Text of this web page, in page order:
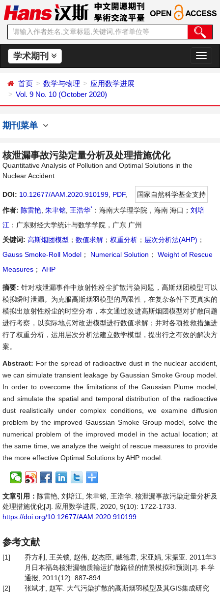
学术期刊
切
换
首页 数学与物理
应用数学进展
Vol. 9 No. 10 (October 2020)
期刊菜单
核泄漏事故污染定量分析及处理措施优化
Quantitative Analysis of Pollution and Optimal Solutions in the
Nuclear Accident
DOI: 10.12677/AAM.2020.910199 PDF,
国家自然科学基金支持
作者: 陈雷艳 朱聿铭 王浩华* ：海南大学理学院，海南 海口； 刘培
江 ：广东财经大学统计与数学学院，广东 广州
关键词: 高斯烟团模型 ； 数值求解 ； 权重分析 ； 层次分析法(AHP) ；
Gauss Smoke-Roll Model ； Numerical Solution ；
Weight of Rescue
Measures ； AHP
摘要: 针对核泄漏事件中放射性粉尘扩散污染问题，高斯烟团模型可以
模拟瞬时泄漏。为克服高斯烟羽模型的局限性，在复杂条件下更真实的
模拟出放射性粉尘的时空分布，本文通过改进高斯烟团模型对扩散问题
进行考察，以实际地点对改进模型进行数值求解；并对各项抢救措施进
行了权重分析，运用层次分析法建立数学模型，提出行之有效的解决方
案。
Abstract: For the spread of radioactive dust in the nuclear accident,
we can simulate transient leakage by Gaussian Smoke Group model.
In order to overcome the limitations of the Gaussian Plume model,
and simulate the spatial and temporal distribution of the radioactive
dust realistically under complex conditions, we examine diffusion
problem by the improved Gaussian Smoke Group model, solve the
numerical problem of the improved model in the actual location; at
the same time, we analyze the weight of rescue measures to provide
the more effective Optimal Solutions by AHP model.
文章引用： 陈雷艳, 刘培江, 朱聿铭, 王浩华. 核泄漏事故污染定量分析及
处理措施优化[J]. 应用数学进展, 2020, 9(10): 1722-1733.
https://doi.org/10.12677/AAM.2020.910199
参考文献
[1]
乔方利, 王关锁, 赵伟, 赵杰臣, 戴德君, 宋亚娟, 宋振亚. 2011年3
月日本福岛核泄漏物质输运扩散路径的情景模拟和预测[J]. 科学
通报, 2011(12): 887-894.
[2]
张斌才, 赵军. 大气污染扩散的高斯烟羽模型及其GIS集成研究